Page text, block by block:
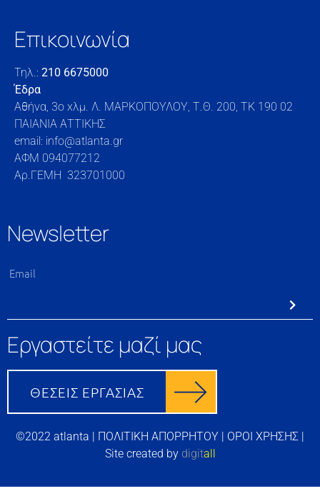
Επικοινωνία
Τηλ.: 210 6675000
Έδρα
Αθήνα, 3o xλμ. Λ. ΜΑΡΚΟΠΟΥΛΟΥ, Τ.Θ. 200, TK 190 02
ΠΑΙΑΝΙΑ ΑΤΤΙΚΗΣ
email: info@atlanta.gr
ΑΦΜ 094077212
Αρ.ΓΕΜΗ 323701000
Newsletter
Εργαστείτε μαζί μας
©2022 atlanta | ΠΟΛΙΤΙΚΗ ΑΠΟΡΡΗΤΟΥ | ΟΡΟΙ ΧΡΗΣΗΣ |
Site created by digitall